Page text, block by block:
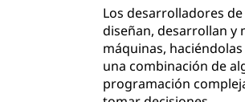
Los desarrolladores
diseñan, desarrollan y
máquinas,
una combinación de
programación